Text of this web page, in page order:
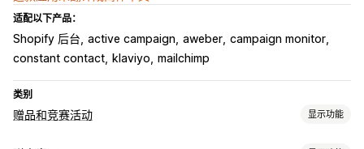
适配以下产品：
Shopify 后台 active campaign aweber campaign monitor
constant contact
klaviyo mailchimp
类别
赠品和竞赛活动 显示功能